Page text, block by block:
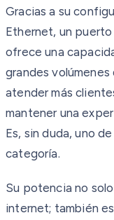
Gracias a su
Ethernet, un puerto
ofrece una
grandes
atender más
mantener una
Es, sin duda, uno
categoría.
Su potencia no
internet; también